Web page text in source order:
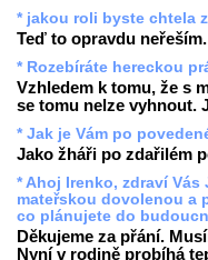
* jakou roli byste chtela
Teď to opravdu
* Rozebíráte hereckou
Vzhledem k tomu, že s
se tomu nelze vyhnout.
* Jak je Vám po
Jako žháři po zdařilém
* Ahoj Irenko, zdraví Vás
mateřskou dovolenou a
co plánujete do
Děkujeme za přání.
Nyní v rodině probíhá